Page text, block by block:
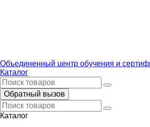
Объединенный центр обучения и
Каталог
Обратный вызов
Каталог